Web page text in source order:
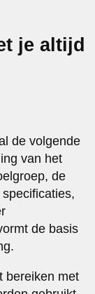
je altijd
de volgende
van het
de
de basis
bereiken met